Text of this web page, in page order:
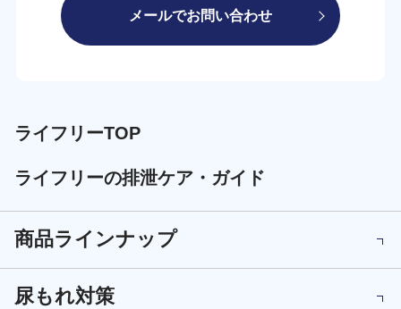
メールでお問い合わせ
ライフリーTOP
ライフリーの排泄ケア・ガイド
商品ラインナップ
尿もれ対策